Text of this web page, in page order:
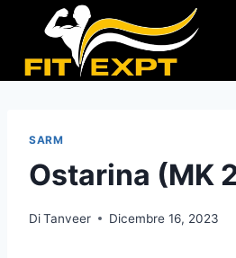
contenuto
SARM
Ostarina (MK
DiTanveer Dicembre 16, 2023